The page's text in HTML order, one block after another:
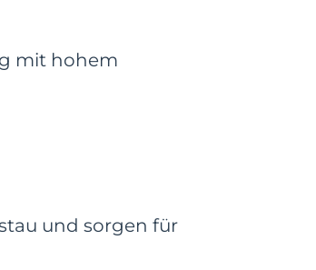
mit hohem
und sorgen für